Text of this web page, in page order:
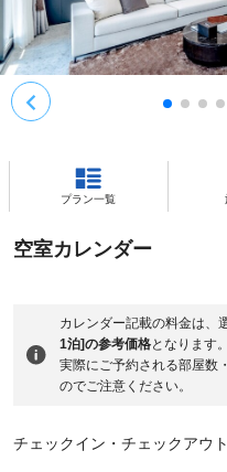
プラン一覧
空室カレンダー
カレンダー記載の料金は、
1泊]の参考価格となります。
実際にご予約される部屋数
のでご注意ください。
チェックイン・チェックアウ